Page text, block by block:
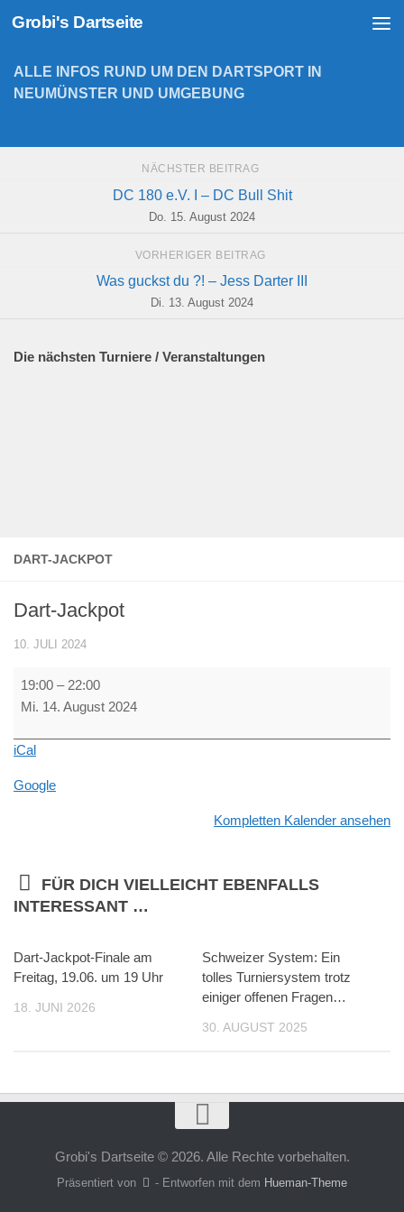
Zum Inhalt springen
Grobi's Dartseite
DART-JACKPOT
Dart-Jackpot
10. JULI 2024
Dart-
Jackpot
19:00 – 22:00
Mi. 14. August 2024
iCal
Google
Kompletten Kalender ansehen
FÜR DICH VIELLEICHT EBENFALLS
INTERESSANT …
Dart-Jackpot-Finale am
Freitag, 19.06. um 19 Uhr
18. JUNI 2026
Schweizer System: Ein
tolles Turniersystem trotz
einiger offenen Fragen…
30. AUGUST 2025
ALLE INFOS RUND UM DEN DARTSPORT IN
NEUMÜNSTER UND UMGEBUNG
NÄCHSTER BEITRAG
DC 180 e.V. I – DC Bull Shit
Do. 15. August 2024
VORHERIGER BEITRAG
Was guckst du ?! – Jess Darter III
Di. 13. August 2024
Die nächsten Turniere / Veranstaltungen
Grobi's Dartseite © 2026. Alle Rechte vorbehalten.
Präsentiert von - Entworfen mit dem Hueman-Theme